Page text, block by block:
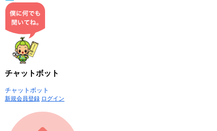
チャットボット
チャットボット
新規会員登録 ログイン